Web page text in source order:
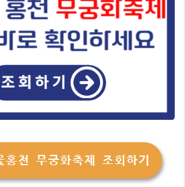
천 무궁화축제 조회하기